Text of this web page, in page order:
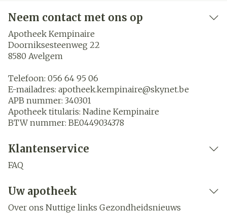
Neem contact met ons op
Apotheek Kempinaire
Doorniksesteenweg 22
8580 Avelgem
Telefoon: 056 64 95 06
E-mailadres: apotheek.kempinaire@skynet.be
APB nummer: 340301
Apotheek titularis: Nadine Kempinaire
BTW nummer: BE0449034378
Klantenservice
FAQ
Uw apotheek
Over ons Nuttige links Gezondheidsnieuws